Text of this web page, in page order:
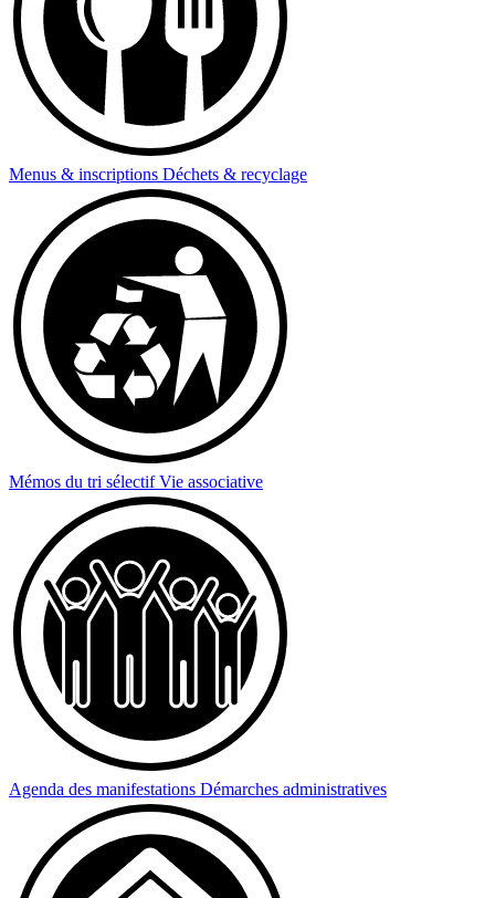
Menus & inscriptions Déchets & recyclage
Mémos du tri sélectif Vie associative
Agenda des manifestations Démarches administratives